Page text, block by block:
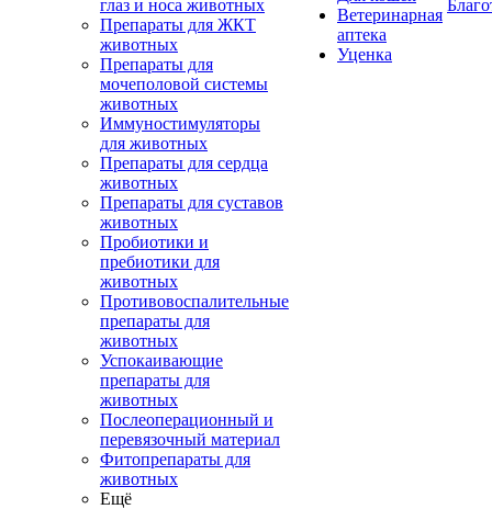
глаз и носа животных
Препараты для ЖКТ
животных
Препараты для
мочеполовой системы
животных
Иммуностимуляторы
для животных
Препараты для сердца
животных
Препараты для суставов
животных
Пробиотики и
пребиотики для
животных
Противовоспалительные
препараты для
животных
Успокаивающие
препараты для
животных
Послеоперационный и
перевязочный материал
Фитопрепараты для
животных
Ещё
Ветеринарная
аптека
Уценка